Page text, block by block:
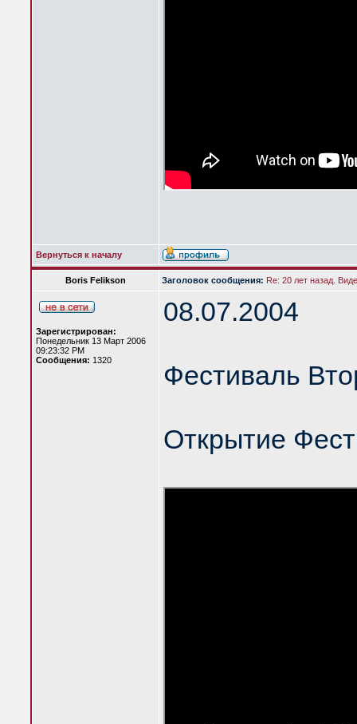
Вернуться к началу
Boris Felikson Заголовок сообщения: Re: 20 лет назад.
Зарегистрирован:
Понедельник 13 Март 2006
09:23:32 PM
Сообщения: 1320
08.07.2004
Фестиваль
Открытие